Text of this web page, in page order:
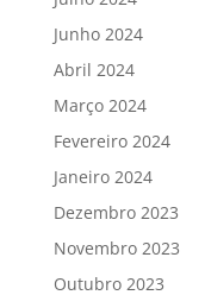
Junho 2024
Abril 2024
Março 2024
Fevereiro 2024
Janeiro 2024
Dezembro 2023
Novembro 2023
Outubro 2023